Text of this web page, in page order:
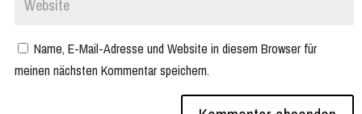
Name, E-Mail-Adresse und Website in diesem Browser für
meinen nächsten Kommentar speichern.